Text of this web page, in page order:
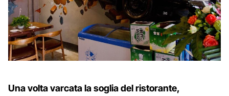
Una volta varcata la soglia del ristorante,